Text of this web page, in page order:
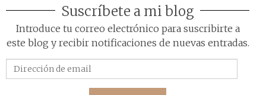
Suscríbete a mi blog
Introduce tu correo electrónico para suscribirte a
este blog y recibir notificaciones de nuevas entradas.
de